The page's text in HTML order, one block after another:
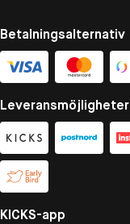
Betalningsalternativ
Leveransmöjligheter
KICKS-app